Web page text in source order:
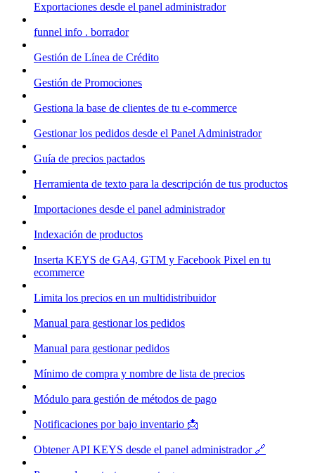
Exportaciones desde el panel administrador
funnel info . borrador
Gestión de Línea de Crédito
Gestión de Promociones
Gestiona la base de clientes de tu e-commerce
Gestionar los pedidos desde el Panel Administrador
Guía de precios pactados
Herramienta de texto para la descripción de tus productos
Importaciones desde el panel administrador
Indexación de productos
Inserta KEYS de GA4, GTM y Facebook Pixel en tu
ecommerce
Limita los precios en un multidistribuidor
Manual para gestionar los pedidos
Manual para gestionar pedidos
Mínimo de compra y nombre de lista de precios
Módulo para gestión de métodos de pago
Notificaciones por bajo inventario 📩
Obtener API KEYS desde el panel administrador 🔗